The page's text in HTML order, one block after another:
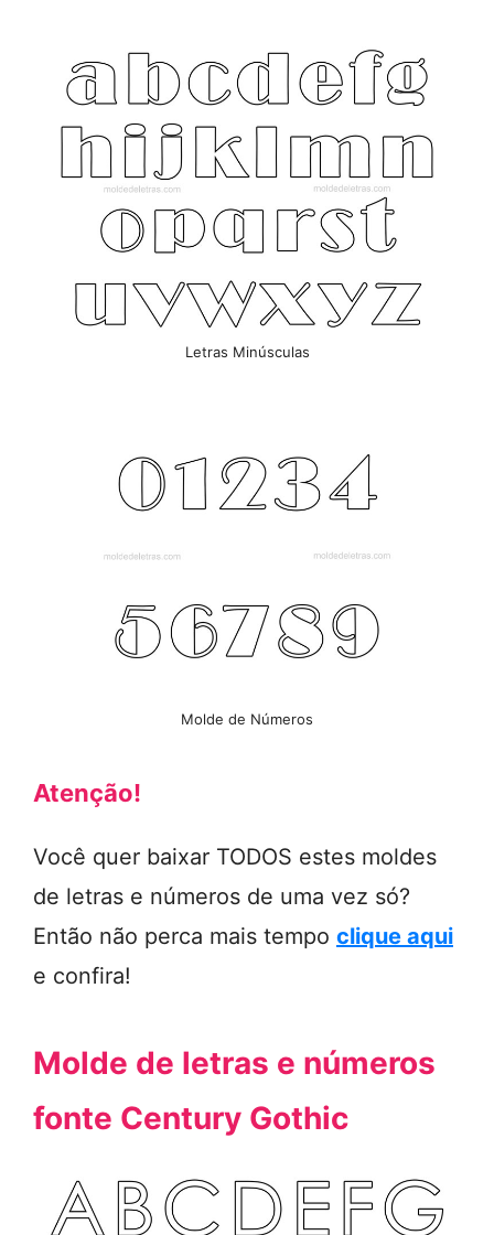
Letras Minúsculas
Molde de Números
Atenção!
Você quer baixar TODOS estes moldes
de letras e números de uma vez só?
Então não perca mais tempo clique aqui
e confira!
Molde de letras e números
fonte Century Gothic